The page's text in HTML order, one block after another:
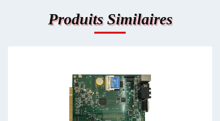
Produits Similaires